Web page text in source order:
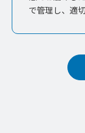
で管理し、適